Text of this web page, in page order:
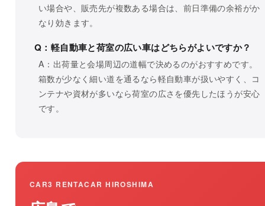
い場合や、販売先が複数ある場合は、前日準備の余裕がか
なり効きます。
Q：軽自動車と荷室の広い車はどちらがよいですか？
A：出荷量と会場周辺の道幅で決めるのがおすすめです。
箱数が少なく細い道を通るなら軽自動車が扱いやすく、コ
ンテナや資材が多いなら荷室の広さを優先したほうが安心
です。
CAR3 RENTACAR HIROSHIMA